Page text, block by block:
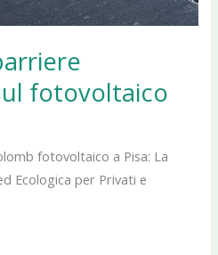
fotovoltaico
fotovoltaico a Pisa: La
Ecologica per Privati e